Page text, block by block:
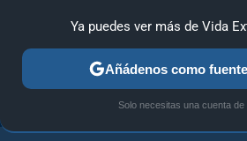
ANÁLISIS GUÍAS Y TRUCOS PC
Ya puedes ver más de Vida
Añádenos como
Solo necesitas una cuenta de